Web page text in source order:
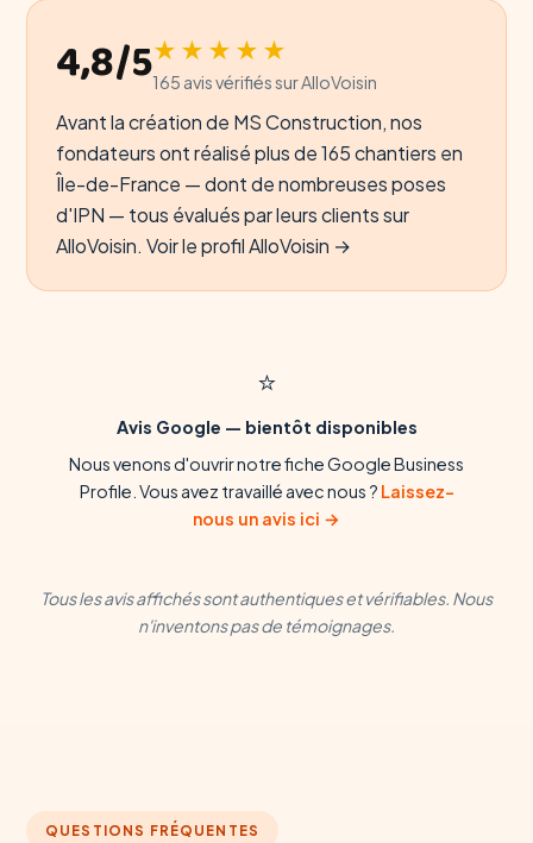
4,8/5★★★★★
165 avis vérifiés sur AlloVoisin
Avant la création de MS Construction, nos
fondateurs ont réalisé plus de 165 chantiers en
Île-de-France — dont de nombreuses poses
d'IPN — tous évalués par leurs clients sur
AlloVoisin. Voir le profil AlloVoisin →
⭐
Avis Google — bientôt disponibles
Nous venons d'ouvrir notre fiche Google Business
Profile. Vous avez travaillé avec nous ? Laissez-
nous un avis ici →
Tous les avis affichés sont authentiques et vérifiables. Nous
n'inventons pas de témoignages.
QUESTIONS FRÉQUENTES